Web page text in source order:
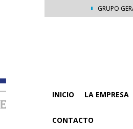
GRUPO
INICIO LA EMPRESA
CONTACTO